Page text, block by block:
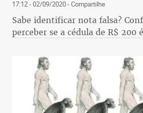
17:12 - 02/09/2020- Compartilhe
Sabe identificar nota falsa?
perceber se a cédula de R$ 200